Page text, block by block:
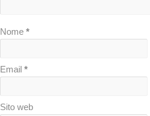
Nome *
Email *
Sito web